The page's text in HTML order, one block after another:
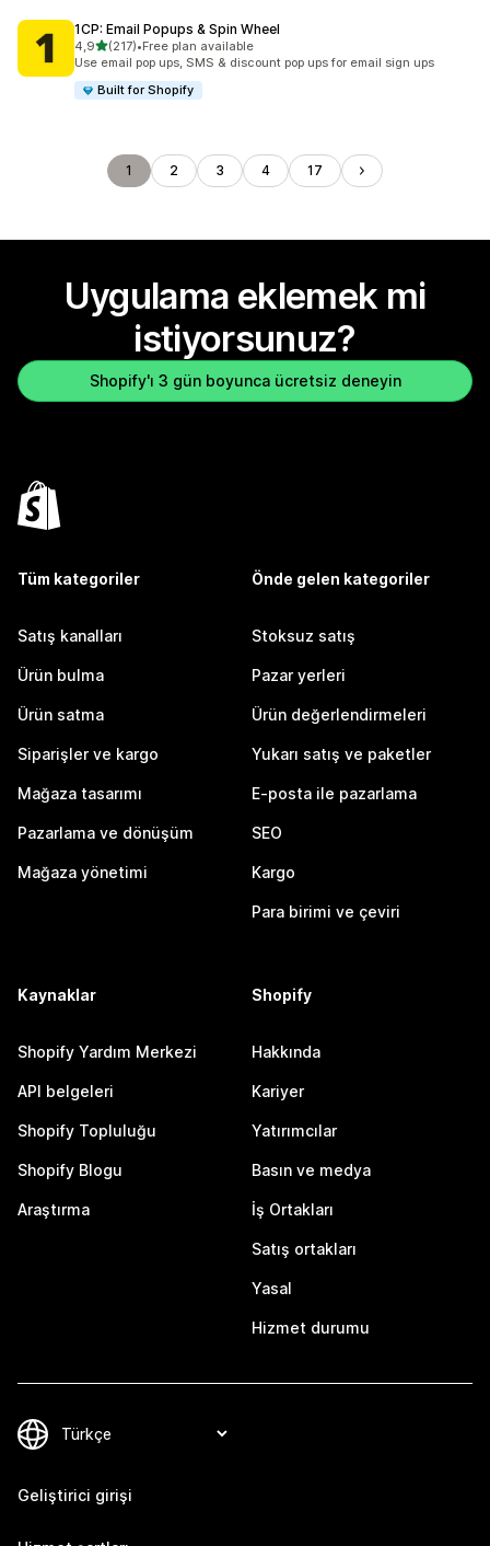
1CP: Email Popups & Spin Wheel
4,95 yıldız üzerinden
(217)
toplam 217 değerlendirme
•Free plan available
Use email pop ups, SMS & discount pop ups for email sign ups
Built for Shopify
1 2 3 4 17
Uygulama eklemek mi
istiyorsunuz?
Shopify'ı 3 gün boyunca ücretsiz deneyin
Tüm kategoriler
Satış kanalları
Ürün bulma
Ürün satma
Siparişler ve kargo
Mağaza tasarımı
Pazarlama ve dönüşüm
Mağaza yönetimi
Önde gelen kategoriler
Stoksuz satış
Pazar yerleri
Ürün değerlendirmeleri
Yukarı satış ve paketler
E-posta ile pazarlama
SEO
Kargo
Para birimi ve çeviri
Kaynaklar
Shopify Yardım Merkezi
API belgeleri
Shopify Topluluğu
Shopify Blogu
Araştırma
Shopify
Hakkında
Kariyer
Yatırımcılar
Basın ve medya
İş Ortakları
Satış ortakları
Yasal
Hizmet durumu
Geliştirici girişi